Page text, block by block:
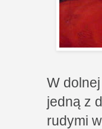
W
jedną z
rudymi